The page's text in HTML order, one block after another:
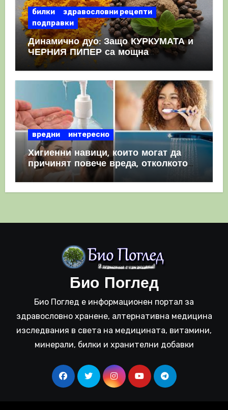
билки
здравословни рецепти
подправки
Динамично дуо: Защо КУРКУМАТА и
ЧЕРНИЯ ПИПЕР са мощна
комбинация
вредни интересно
Хигиенни навици, които могат да
причинят повече вреда, отколкото
полза
Био Поглед
Био Поглед е информационен портал за
здравословно хранене, алтернативна медицина
изследвания в света на медицината, витамини,
минерали, билки и хранителни добавки